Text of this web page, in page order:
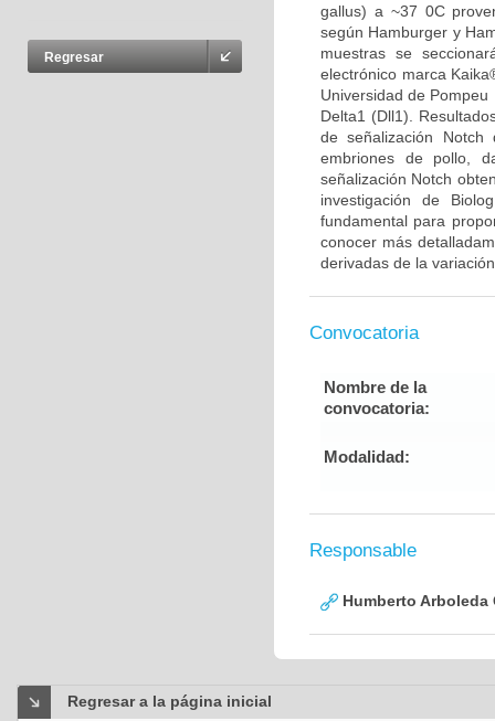
Regresar
gallus) a ~37 0C
según Hamburger y
muestras se
electrónico marca
Universidad de
Delta1 (Dll1).
de señalización
embriones de pollo,
señalización Notch
investigación de
fundamental para
conocer más
derivadas de la
Convocatoria
Nombre de la
convocatoria:
Modalidad:
Responsable
Humberto Arboleda
Regresar a la página inicial